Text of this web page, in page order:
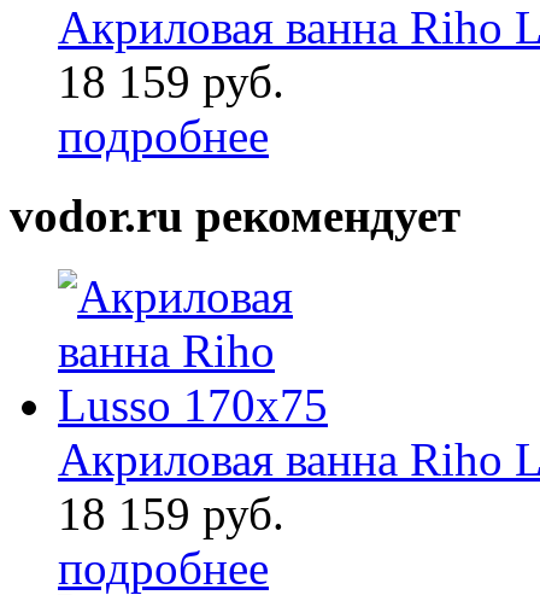
Акриловая ванна Riho
18 159 руб.
подробнее
vodor.ru рекомендует
Акриловая ванна Riho
18 159 руб.
подробнее